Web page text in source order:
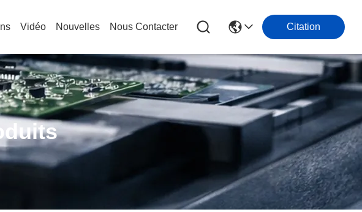
Vidéo Nouvelles Nous Contacter Citation